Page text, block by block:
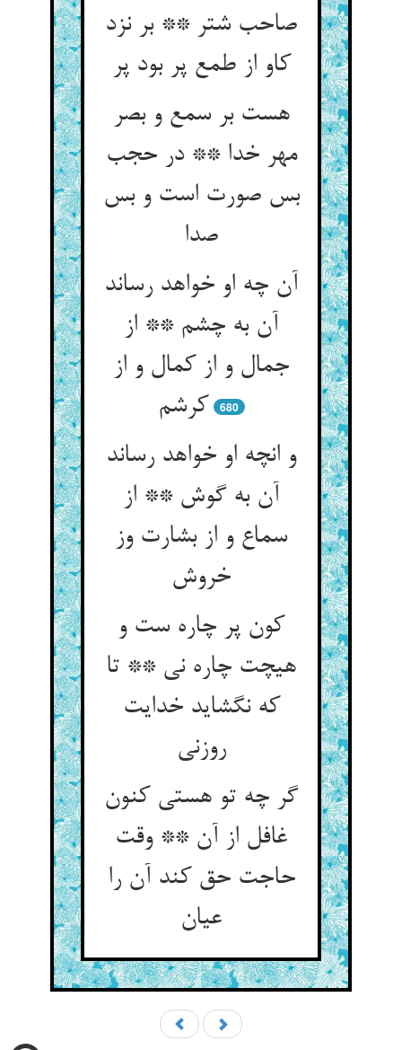
صاحب شتر ** بر نزد
کاو از طمع پر بود پر
هست بر سمع و بصر
مهر خدا ** در حجب
بس صورت است و بس
صدا
آن چه او خواهد رساند
آن به چشم ** از
جمال و از کمال و از
کرشم‏
680
و انچه او خواهد رساند
آن به گوش ** از
سماع و از بشارت وز
خروش‏
کون پر چاره ست و
هیچت چاره نی ** تا
که نگشاید خدایت
روزنی‏
گر چه تو هستی کنون
غافل از آن ** وقت
حاجت حق کند آن را
عیان‏